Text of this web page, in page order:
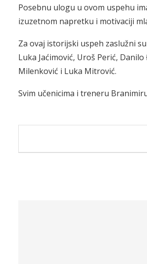
Posebnu ulogu u ovom uspehu
izuzetnom napretku i motivaciji
Za ovaj istorijski uspeh zaslužni
Luka Jaćimović, Uroš Perić,
Milenković i Luka Mitrović.
Svim učenicima i treneru